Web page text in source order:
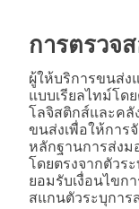
การตรวจ
ผู้ให้บริการขนส่ง
แบบเรียลไทม์โด
โลจิสติกส์และคลั
ขนส่งเพื่อให้การ
หลักฐานการส่ง
โดยตรงจากตัวร
ยอมรับเงื่อนไขก
สแกนตัวระบุการ